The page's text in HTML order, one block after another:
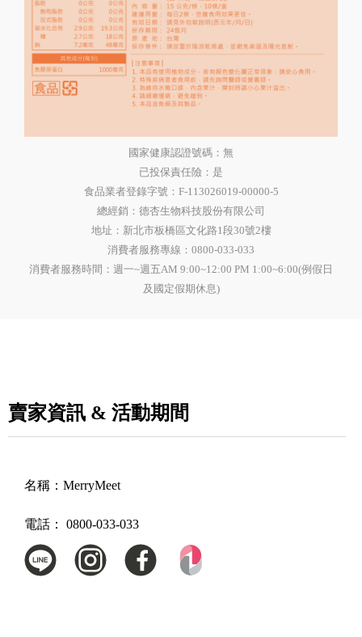
國家健康認證號碼：無
已投保責任險：是
食品業者登錄字號： F-113026019-00000-5
總經銷：德杏生物科技股份有限公司
地址：新北市板橋區文化路1段30號2樓
消費者服務專線：0800-033-033
消費者服務時間：週一~週五AM 9:00~12:00 PM 1:00~6:00(例假日
及國定假期休息)
賣家資訊 & 活動期間
名稱： MerryMeet
電話： 0800-033-033